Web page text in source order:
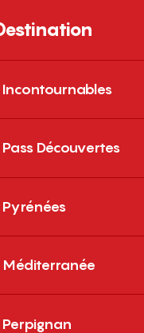
Incontournables
Pass Découvertes
Pyrénées
Méditerranée
Perpignan
fêtes,
dans le
expositions,
un agenda
de